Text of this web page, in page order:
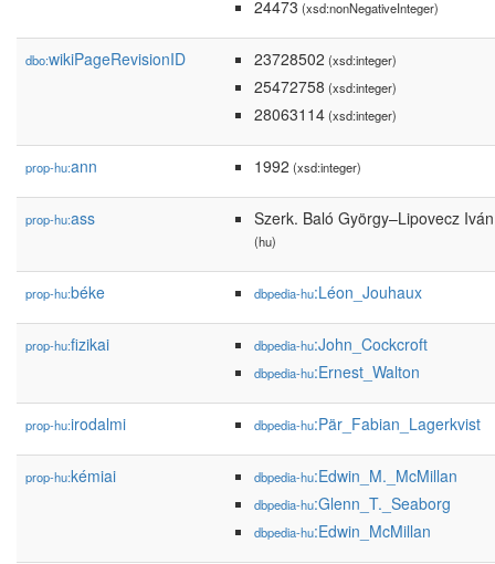
24473 (xsd:nonNegativeInteger)
dbo:wikiPageRevisionID 23728502 (xsd:integer)
25472758 (xsd:integer)
28063114(xsd:integer)
prop-hu:ann 1992 (xsd:integer)
prop-hu:ass Szerk. Baló György–Lipovecz Iván
(hu)
prop-hu:béke dbpedia-hu:Léon_Jouhaux
prop-hu:fizikai dbpedia-hu:John_Cockcroft
dbpedia-hu:Ernest_Walton
prop-hu:irodalmi dbpedia-hu:Pär_Fabian_Lagerkvist
prop-hu:kémiai dbpedia-hu:Edwin_M._McMillan
dbpedia-hu:Glenn_T._Seaborg
dbpedia-hu:Edwin_McMillan